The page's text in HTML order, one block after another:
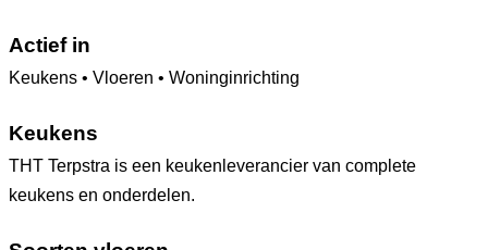
Actief in
Keukens • Vloeren • Woninginrichting
Keukens
THT Terpstra is een keukenleverancier van complete
keukens en onderdelen.